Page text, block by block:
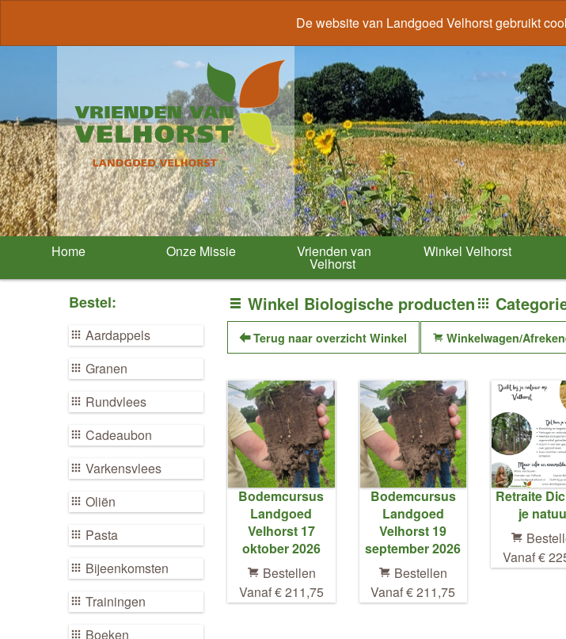
De website van Landgoed Velhorst gebruikt
Home Onze Missie Vrienden van
Velhorst
Winkel Velhorst
Bestel:
Aardappels
Granen
Rundvlees
Cadeaubon
Varkensvlees
Oliën
Pasta
Bijeenkomsten
Trainingen
Boeken
Winkel Biologische producten
Terug naar overzicht Winkel Winkelwagen/
Bodemcursus
Landgoed
Velhorst 17
oktober 2026
Bestellen
Vanaf € 211,75
Bodemcursus
Landgoed
Velhorst 19
september 2026
Bestellen
Vanaf € 211,75
Retraite
je
Vanaf €